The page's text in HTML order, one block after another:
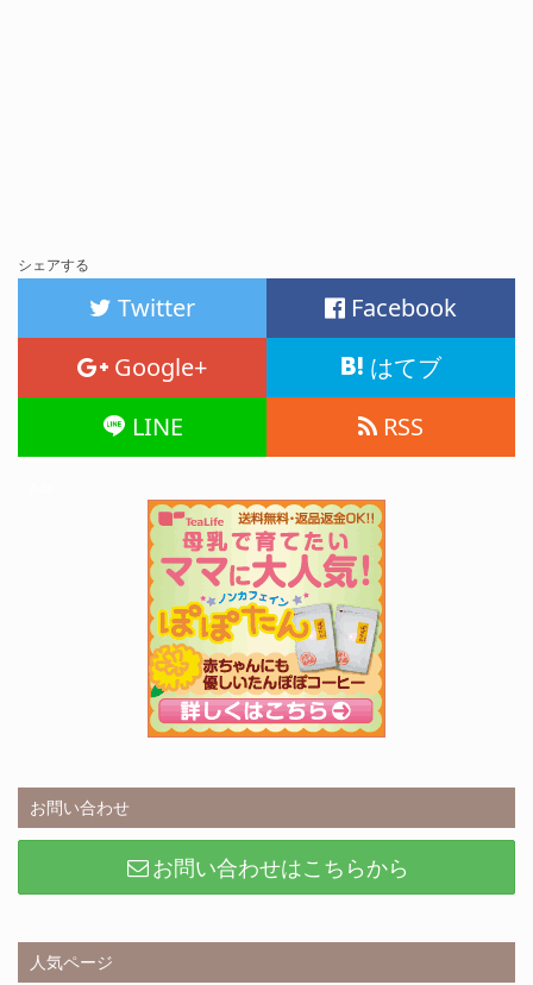
シェアする
Twitter
Facebook
Google+
はてブ
LINE
RSS
お問い合わせ
お問い合わせはこちらから
人気ページ